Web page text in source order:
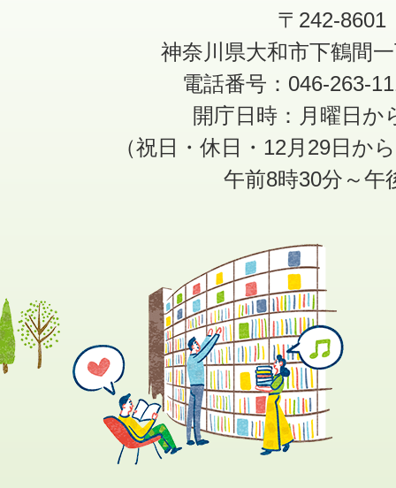
〒242-8601
神奈川県大和市下鶴間
電話番号：046-263-
開庁日時：月曜日か
（祝日・休日・12月29日か
午前8時30分～午